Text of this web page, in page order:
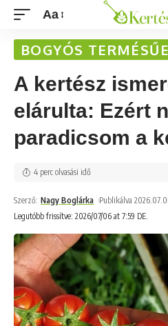
Aa
BOGYÓS
A kertész
elárulta: Ezért
paradicsom a
Legutóbb frissítve: 2026/07/06 at 7:59 DE.
Szerző: Nagy Boglárka Publikálva
4 perc olvasási idő